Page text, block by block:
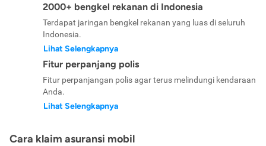
2000+ bengkel rekanan di Indonesia
Terdapat jaringan bengkel rekanan yang luas di seluruh
Indonesia.
Lihat Selengkapnya
Fitur perpanjang polis
Fitur perpanjangan polis agar terus melindungi kendaraan
Anda.
Lihat Selengkapnya
Cara klaim asuransi mobil